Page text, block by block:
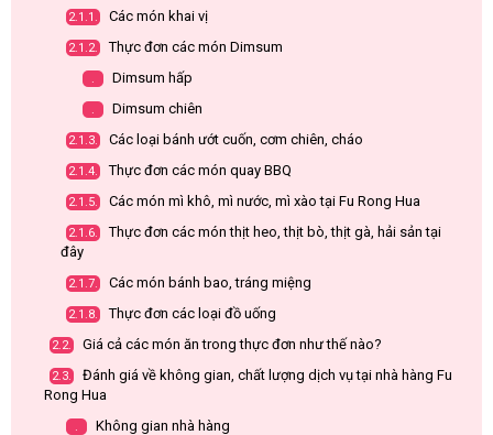
2.1.1. Các món khai vị
2.1.2. Thực đơn các món Dimsum
. Dimsum hấp
. Dimsum chiên
2.1.3. Các loại bánh ướt cuốn, cơm chiên, cháo
2.1.4. Thực đơn các món quay BBQ
2.1.5. Các món mì khô, mì nước, mì xào tại Fu Rong Hua
2.1.6.
Thực đơn các món thịt heo, thịt bò, thịt gà, hải sản tại
đây
2.1.7. Các món bánh bao, tráng miệng
2.1.8. Thực đơn các loại đồ uống
2.2. Giá cả các món ăn trong thực đơn như thế nào?
2.3.
Đánh giá về không gian, chất lượng dịch vụ tại nhà hàng Fu
Rong Hua
. Không gian nhà hàng